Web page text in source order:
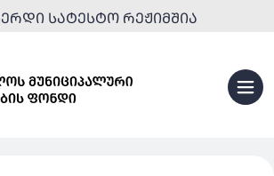
ᲡᲐᲢᲔᲡᲢᲝ ᲠᲔᲟᲘᲛᲨᲘᲐ